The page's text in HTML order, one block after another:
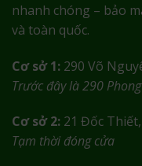
nhanh chóng – bảo
và toàn quốc.
Cơ sở 1: 290 Võ
Trước đây là 290
Cơ sở 2: 21 Đốc
Tạm thời đóng cửa